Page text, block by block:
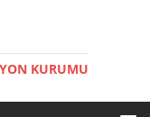
KURUMU